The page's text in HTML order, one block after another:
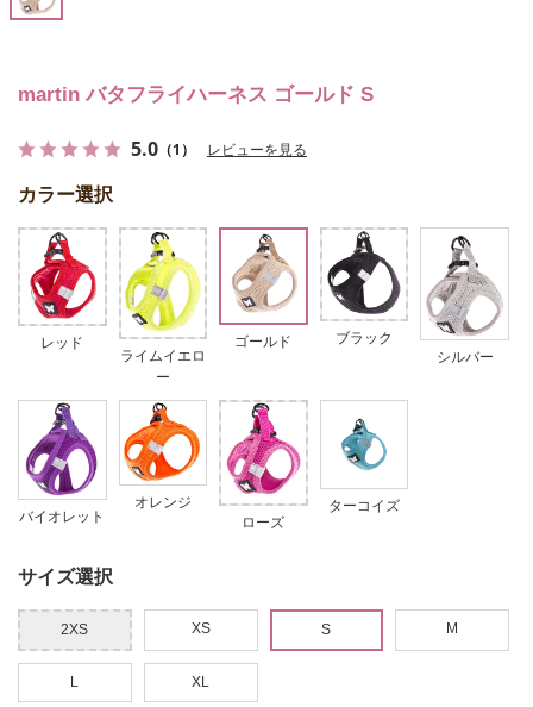
martin バタフライハーネス ゴールド S
5.0 （1） レビューを見る
カラー選択
レッド
ライムイエロ
ー
ゴールド
ブラック
シルバー
バイオレット
オレンジ
ローズ
ターコイズ
サイズ選択
2XS XS S M
L XL